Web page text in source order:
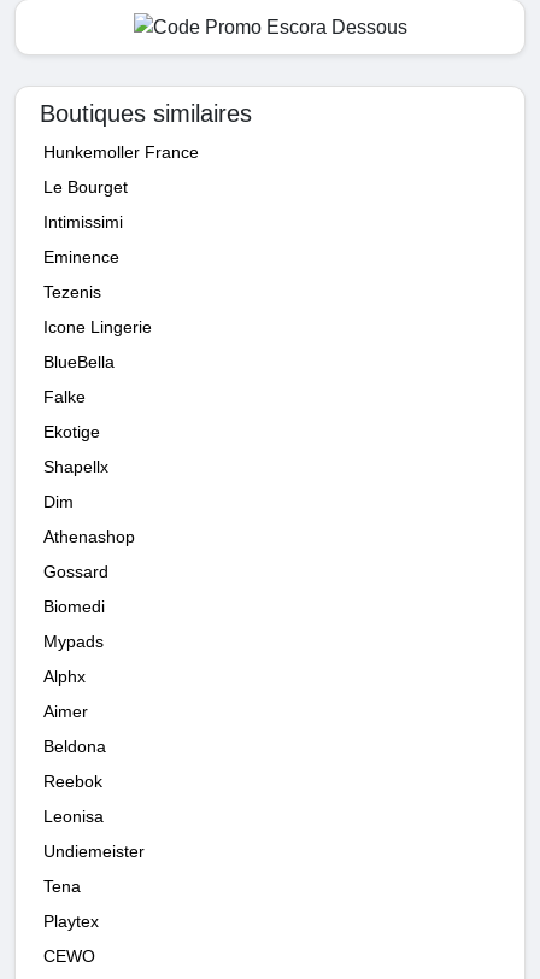
Boutiques similaires
Hunkemoller France
Le Bourget
Intimissimi
Eminence
Tezenis
Icone Lingerie
BlueBella
Falke
Ekotige
Shapellx
Dim
Athenashop
Gossard
Biomedi
Mypads
Alphx
Aimer
Beldona
Reebok
Leonisa
Undiemeister
Tena
Playtex
CEWO